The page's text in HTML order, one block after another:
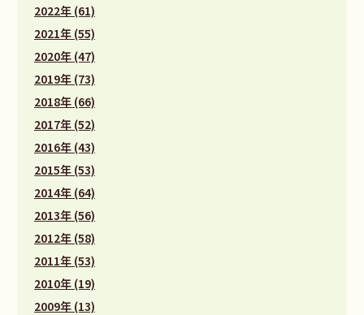
2022年 (61)
2021年 (55)
2020年 (47)
2019年 (73)
2018年 (66)
2017年 (52)
2016年 (43)
2015年 (53)
2014年 (64)
2013年 (56)
2012年 (58)
2011年 (53)
2010年 (19)
2009年 (13)